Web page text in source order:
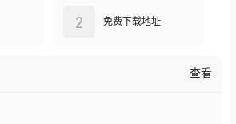
免费下载地址
2
查看